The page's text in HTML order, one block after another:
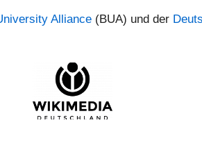
Alliance (BUA) und der